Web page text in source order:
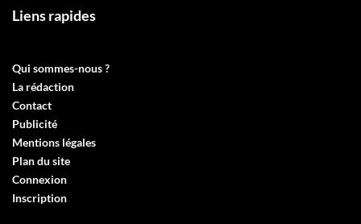
Liens rapides
Qui sommes-nous ?
La rédaction
Contact
Publicité
Mentions légales
Plan du site
Connexion
Inscription